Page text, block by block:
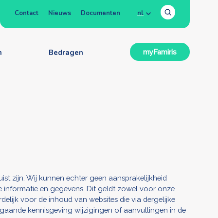
Contact Nieuws Documenten nl
Bedragen myFamiris
zijn. Wij kunnen echter geen aansprakelijkheid
en gegevens. Dit geldt zowel voor onze
voor de inhoud van websites die via dergelijke
kennisgeving wijzigingen of aanvullingen in de